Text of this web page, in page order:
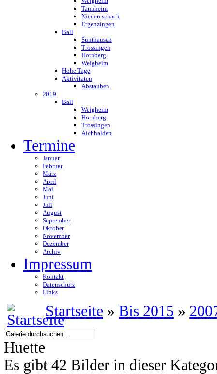
Tannheim
Niedereschach
Ergenzingen
Ball
Sunthausen
Trossingen
Hornberg
Weigheim
Hohe Tage
Aktivitaten
Abstauben
2019
Ball
Weigheim
Hornberg
Trossingen
Aichhalden
Termine
Januar
Februar
März
April
Mai
Juni
Juli
August
September
Oktober
November
Dezember
Archiv
Impressum
Kontakt
Datenschutz
Links
Startseite » Bis 2015 »
Huette
Es gibt 42 Bilder in dieser